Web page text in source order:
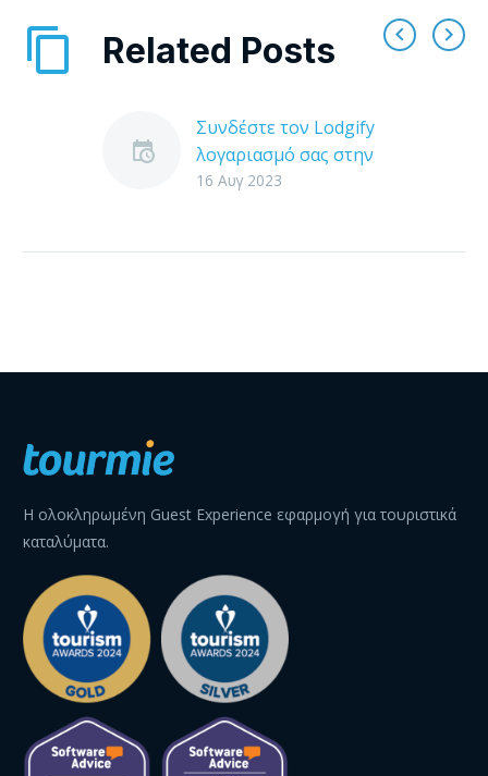
Related Posts
Συνδέστε τον Lodgify
λογαριασμό σας στην
Tourmie
αλληλεπιδράτε με…
16 Αυγ 2023
Η ολοκληρωμένη Guest Experience εφαρμογή για τουριστικά
καταλύματα.